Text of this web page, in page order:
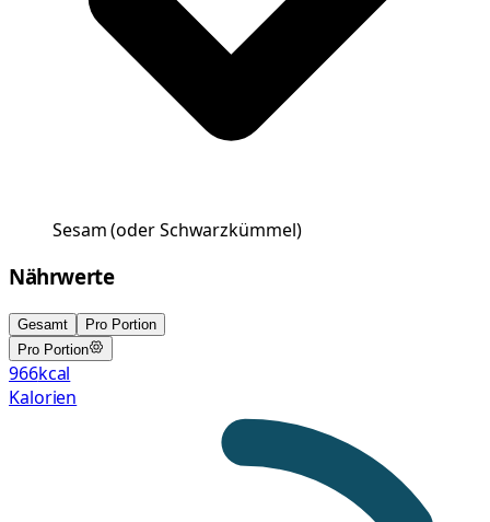
Sesam (oder Schwarzkümmel)
Nährwerte
Gesamt
Pro Portion
Pro Portion
966kcal
Kalorien